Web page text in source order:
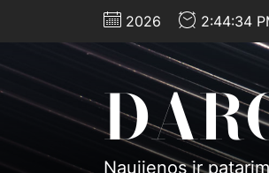
content
2026 2:44:35
Naujienos ir